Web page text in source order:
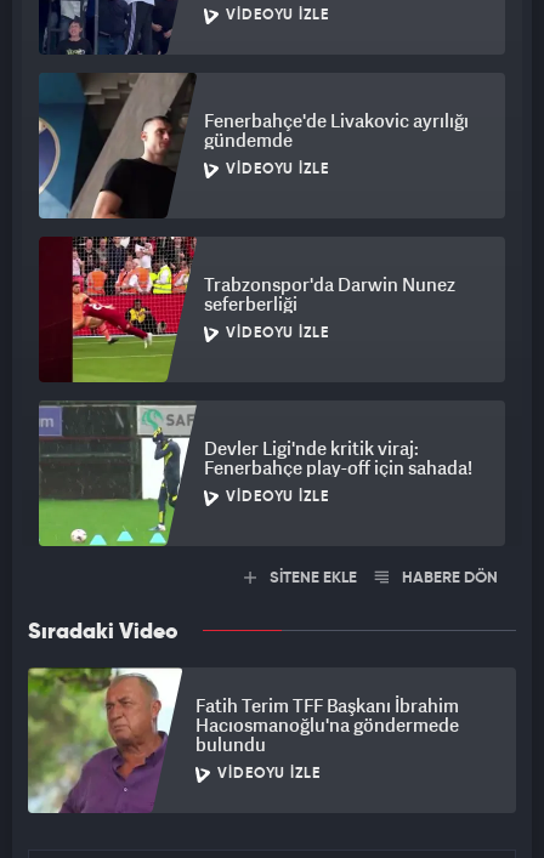
VIDEOYU İZLE
Fenerbahçe'de Livakovic ayrılığı
gündemde
VIDEOYU İZLE
Trabzonspor'da Darwin Nunez
seferberliği
VIDEOYU İZLE
Devler Ligi'nde kritik viraj:
Fenerbahçe play-off için sahada!
VIDEOYU İZLE
SİTENE EKLE HABERE DÖN
Sıradaki Video
Fatih Terim TFF Başkanı İbrahim
Hacıosmanoğlu'na göndermede
bulundu
VIDEOYU İZLE